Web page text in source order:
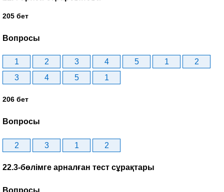
205 бет
Вопросы
1 2 3 4 5 1
2
3
4 5 1
206 бет
Вопросы
2 3 1 2
22.3-бөлімге арналған тест сұрақтары